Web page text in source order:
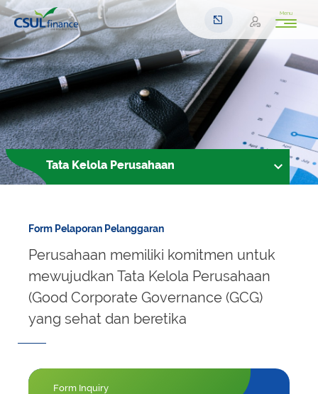
Menu
Tata Kelola Perusahaan
Form Pelaporan Pelanggaran
Perusahaan memiliki komitmen untuk
mewujudkan Tata Kelola Perusahaan
(Good Corporate Governance (GCG)
yang sehat dan beretika
Form Inquiry